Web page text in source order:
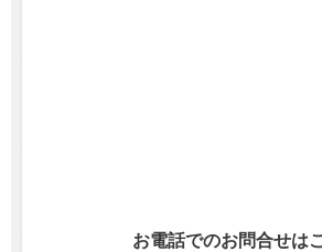
お電話でのお問合せは